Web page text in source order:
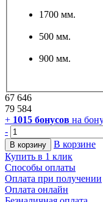
1700 мм.
500 мм.
900 мм.
67 646
79 584
+ 1015 бонусов на
-
В корзину
В корзине
Купить в 1 клик
Способы оплаты
Оплата при получении
Оплата онлайн